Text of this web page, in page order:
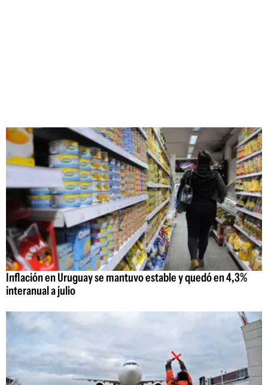
Inflación en Uruguay se mantuvo estable y quedó en 4,3%
interanual a julio